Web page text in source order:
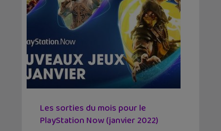
Les sorties du mois pour le
PlayStation Now (janvier 2022)